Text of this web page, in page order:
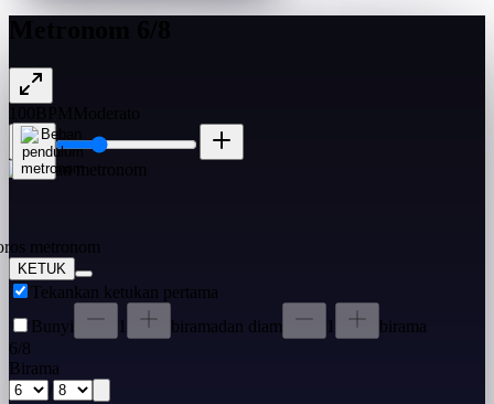
KETUK
Tekankan ketukan pertama
Bunyi
1 biramadan diam 1
birama
6/8
Birama
/